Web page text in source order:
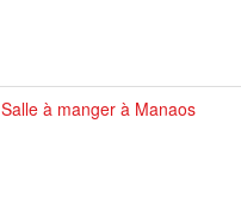
Salle à manger à Manaos